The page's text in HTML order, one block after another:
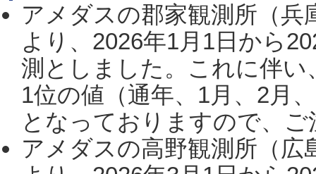
アメダスの郡家観測所（
より、2026年1月1日から
測としました。これに伴い
1位の値（通年、1月、2月
となっておりますので、
アメダスの高野観測所（